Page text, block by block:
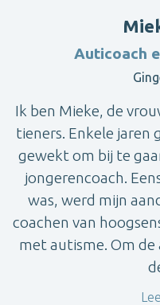
Auticoach
Ik ben Mieke, de
tieners. Enkele jaren
gewekt om bij te
jongerencoach.
was, werd mijn
coachen van
met autisme. Om